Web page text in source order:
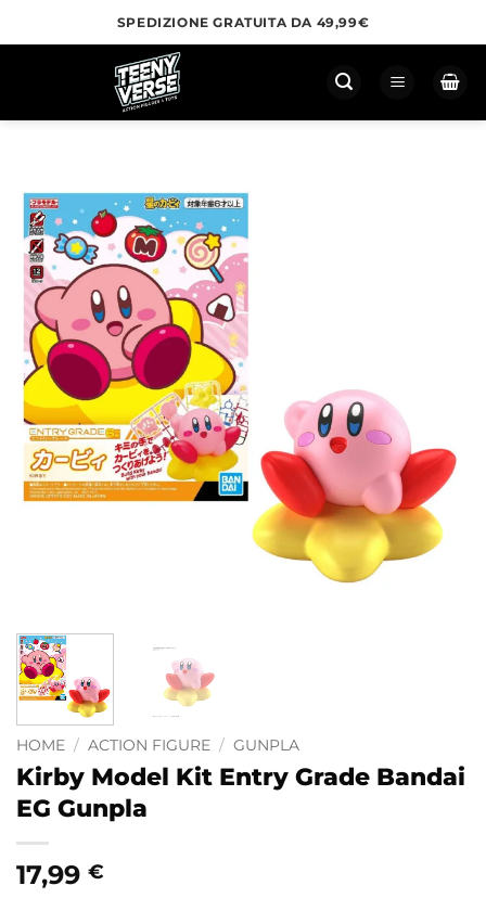
ai
SPEDIZIONE GRATUITA DA 49,99€
HOME / ACTION FIGURE / GUNPLA
Kirby Model Kit Entry Grade Bandai
EG Gunpla
17,99 €